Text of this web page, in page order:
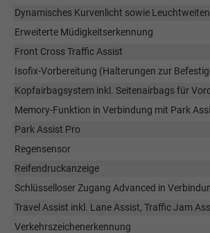
Dynamisches Kurvenlicht sowie
Erweiterte Müdigkeitserkennung
Front Cross Traffic Assist
Isofix-Vorbereitung (Halterungen zur
Kopfairbagsystem inkl. Seitenairbags für
Memory-Funktion in Verbindung mit Park
Park Assist Pro
Regensensor
Reifendruckanzeige
Schlüsselloser Zugang Advanced in
Travel Assist inkl. Lane Assist, Traffic Jam
Verkehrszeichenerkennung